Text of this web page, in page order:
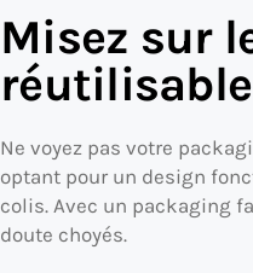
Misez sur
réutilisable
Ne voyez pas votre
optant pour un design
colis. Avec un packaging
doute choyés.